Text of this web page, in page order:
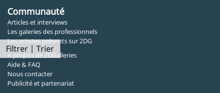
Filtrer | Trier
Communauté
Articles et interviews
Les galeries des professionnels
Les artistes présents sur 2DG
A propos de 2DGalleries
Aide & FAQ
Nous contacter
Publicité et partenariat